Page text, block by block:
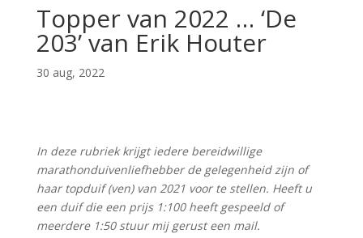
Topper van 2022 … ‘De
203’ van Erik Houter
30 aug, 2022
In deze rubriek krijgt iedere bereidwillige
marathonduivenliefhebber de gelegenheid zijn of
haar topduif (ven) van 2021 voor te stellen. Heeft u
een duif die een prijs 1:100 heeft gespeeld of
meerdere 1:50 stuur mij gerust een mail.